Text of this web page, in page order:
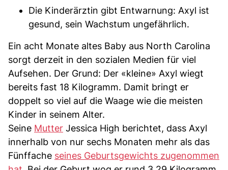
Die Kinderärztin gibt Entwarnung: Axyl ist
gesund, sein Wachstum ungefährlich.
Ein acht Monate altes Baby aus North Carolina
sorgt derzeit in den sozialen Medien für viel
Aufsehen. Der Grund: Der «kleine» Axyl wiegt
bereits fast 18 Kilogramm. Damit bringt er
doppelt so viel auf die Waage wie die meisten
Kinder in seinem Alter.
Seine Mutter Jessica High berichtet, dass Axyl
innerhalb von nur sechs Monaten mehr als das
Fünffache seines Geburtsgewichts zugenommen